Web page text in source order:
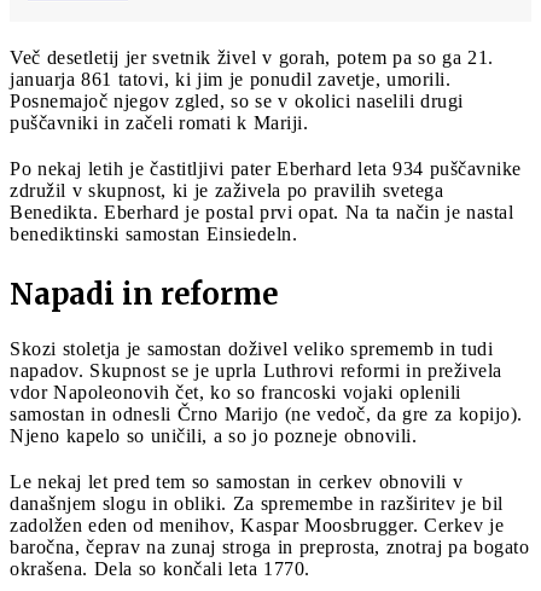
Več desetletij jer svetnik živel v gorah, potem pa so ga 21.
januarja 861 tatovi, ki jim je ponudil zavetje, umorili.
Posnemajoč njegov zgled, so se v okolici naselili drugi
puščavniki in začeli romati k Mariji.
Po nekaj letih je častitljivi pater Eberhard leta 934 puščavnike
združil v skupnost, ki je zaživela po pravilih svetega
Benedikta. Eberhard je postal prvi opat. Na ta način je nastal
benediktinski samostan Einsiedeln.
Napadi in reforme
Skozi stoletja je samostan doživel veliko sprememb in tudi
napadov. Skupnost se je uprla Luthrovi reformi in preživela
vdor Napoleonovih čet, ko so francoski vojaki oplenili
samostan in odnesli Črno Marijo (ne vedoč, da gre za kopijo).
Njeno kapelo so uničili, a so jo pozneje obnovili.
Le nekaj let pred tem so samostan in cerkev obnovili v
današnjem slogu in obliki. Za spremembe in razširitev je bil
zadolžen eden od menihov, Kaspar Moosbrugger. Cerkev je
baročna, čeprav na zunaj stroga in preprosta, znotraj pa bogato
okrašena. Dela so končali leta 1770.